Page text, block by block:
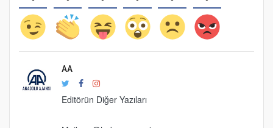
AA
Editörün Diğer Yazıları